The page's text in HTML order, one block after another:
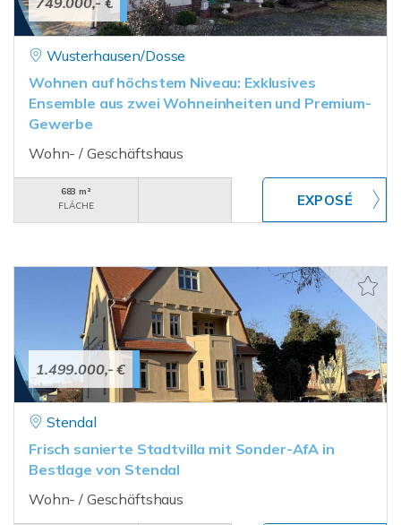
Wusterhausen/Dosse
Wohnen auf höchstem Niveau: Exklusives
Ensemble aus zwei Wohneinheiten und Premium-
Gewerbe
Wohn- / Geschäftshaus
683 m²
FLÄCHE
1.499.000,- €
Stendal
Frisch sanierte Stadtvilla mit Sonder-AfA in
Bestlage von Stendal
Wohn- / Geschäftshaus